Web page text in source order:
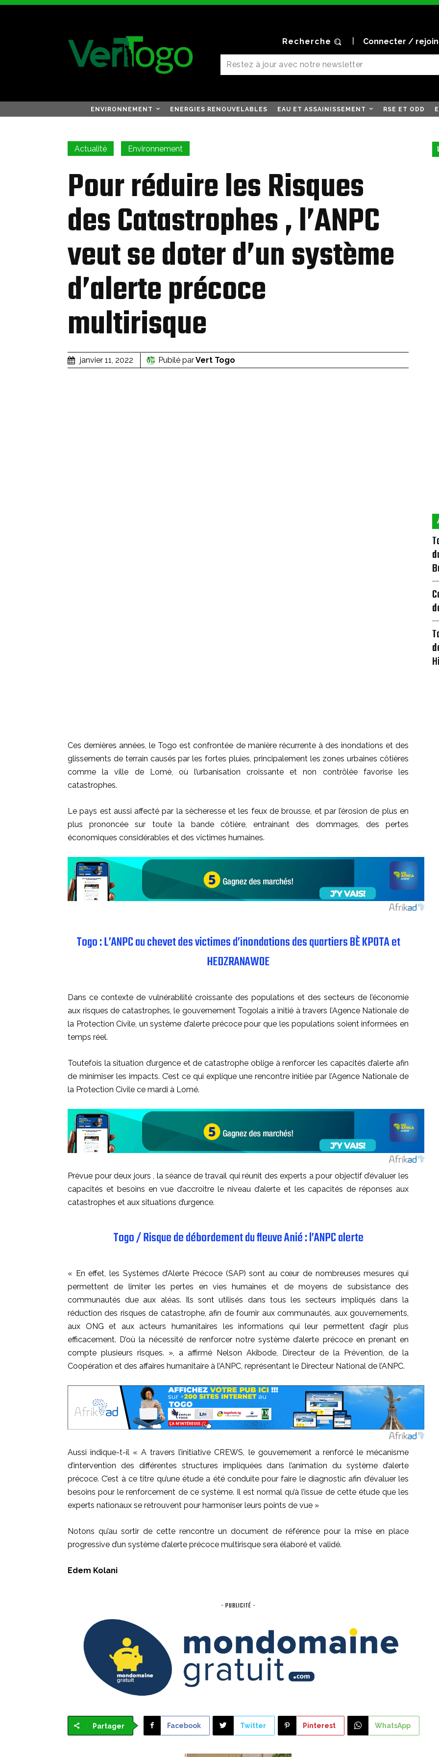
Recherche Connecter /
ENVIRONNEMENT ENERGIES RENOUVELABLES EAU ET ASSAINISSEMENT RSE ET ODD
Actualité Environnement
Pour réduire les Risques
des Catastrophes , l’ANPC
veut se doter d’un système
d’alerte précoce
multirisque
janvier 11, 2022 Pubilé parVert Togo
Ces dernières années, le Togo est confrontée de manière récurrente à des inondations et des
glissements de terrain causés par les fortes pluies, principalement les zones urbaines côtières
comme la ville de Lomé, où l’urbanisation croissante et non contrôlée favorise les
catastrophes.
Le pays est aussi affecté par la sècheresse et les feux de brousse, et par l’érosion de plus en
plus prononcée sur toute la bande côtière, entrainant des dommages, des pertes
économiques considérables et des victimes humaines.
Togo : L’ANPC au chevet des victimes d’inondations des quartiers BÈ KPOTA et
HEDZRANAWOE
Dans ce contexte de vulnérabilité croissante des populations et des secteurs de l’économie
aux risques de catastrophes, le gouvernement Togolais a initié à travers l’Agence Nationale de
la Protection Civile, un système d’alerte précoce pour que les populations soient informées en
temps réel.
Toutefois la situation d’urgence et de catastrophe oblige à renforcer les capacités d’alerte afin
de minimiser les impacts. C’est ce qui explique une rencontre initiée par l’Agence Nationale de
la Protection Civile ce mardi à Lomé.
Prévue pour deux jours , la séance de travail qui réunit des experts a pour objectif d’évaluer les
capacités et besoins en vue d’accroitre le niveau d’alerte et les capacités de réponses aux
catastrophes et aux situations d’urgence.
Togo / Risque de débordement du fleuve Anié : l’ANPC alerte
« En effet, les Systèmes d’Alerte Précoce (SAP) sont au cœur de nombreuses mesures qui
permettent de limiter les pertes en vies humaines et de moyens de subsistance des
communautés due aux aléas. Ils sont utilisés dans tous les secteurs impliqués dans la
réduction des risques de catastrophe, afin de fournir aux communautés, aux gouvernements,
aux ONG et aux acteurs humanitaires les informations qui leur permettent d’agir plus
efficacement. D’où la nécessité de renforcer notre système d’alerte précoce en prenant en
compte plusieurs risques. », a affirmé Nelson Akibode, Directeur de la Prévention, de la
Coopération et des affaires humanitaire à l’ANPC, représentant le Directeur National de l’ANPC.
Aussi indique-t-il « A travers l’initiative CREWS, le gouvernement a renforcé le mécanisme
d’intervention des différentes structures impliquées dans l’animation du système d’alerte
précoce. C’est à ce titre qu’une étude a été conduite pour faire le diagnostic afin d’évaluer les
besoins pour le renforcement de ce système. Il est normal qu’à l’issue de cette étude que les
experts nationaux se retrouvent pour harmoniser leurs points de vue »
Notons qu’au sortir de cette rencontre un document de référence pour la mise en place
progressive d’un système d’alerte précoce multirisque sera élaboré et validé.
Edem Kolani
- PUBLICITÉ -
Partager Facebook Twitter Pinterest WhatsApp